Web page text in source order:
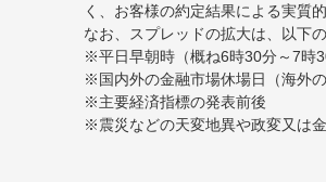
く、お客様の約定結果による実質
なお、スプレッドの拡大は、以下
※平日早朝時（概ね6時30分～7時
※国内外の金融市場休場日（海外
※主要経済指標の発表前後
※震災などの天変地異や政変又は